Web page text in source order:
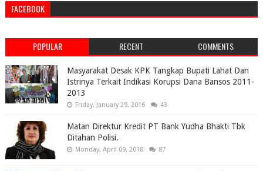
FACEBOOK
POPULAR RECENT COMMENTS
Masyarakat Desak KPK Tangkap Bupati Lahat Dan
Istrinya Terkait Indikasi Korupsi Dana Bansos 2011-
2013
Friday, January 29, 2016 43
Matan Direktur Kredit PT Bank Yudha Bhakti Tbk
Ditahan Polisi.
Monday, April 09, 2018 87